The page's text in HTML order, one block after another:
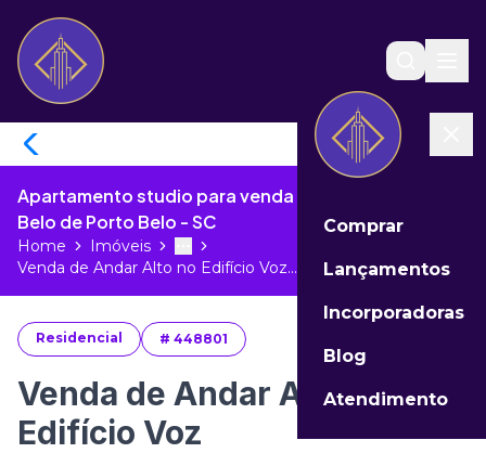
Comprar
Lançamentos
Incorporadoras
Blog
Atendimento
Apartamento studio para venda no Vivapark Porto
Belo de Porto Belo - SC
Home Imóveis More
Toggle menu
Venda de Andar Alto no Edifício Voz...
Residencial # 448801
Venda de Andar Alto no
Edifício Voz